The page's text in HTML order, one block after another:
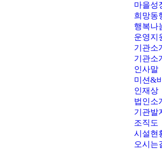
마을성
희망동
행복나
운영지
기관소
기관소
인사말
미션&
인재상
법인소
기관발
조직도
시설현
오시는